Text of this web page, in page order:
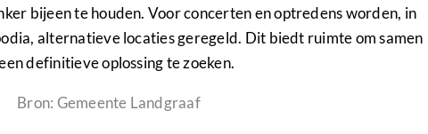
bijeen te houden. Voor concerten en optredens worden, in
alternatieve locaties geregeld. Dit biedt ruimte om samen
definitieve oplossing te zoeken.
Bron: Gemeente Landgraaf